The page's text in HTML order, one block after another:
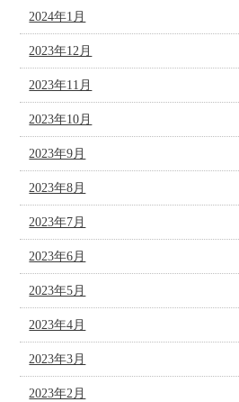
2024年1月
2023年12月
2023年11月
2023年10月
2023年9月
2023年8月
2023年7月
2023年6月
2023年5月
2023年4月
2023年3月
2023年2月